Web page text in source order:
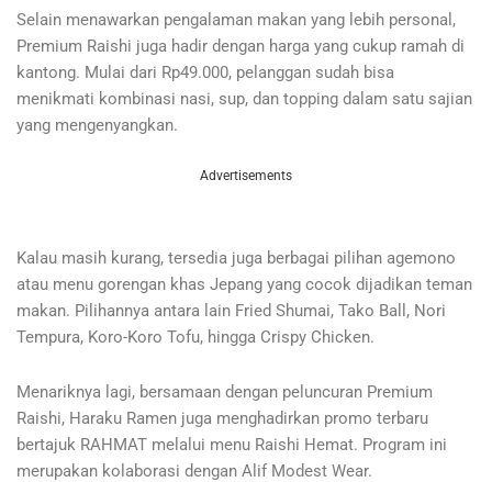
Selain menawarkan pengalaman makan yang lebih personal,
Premium Raishi juga hadir dengan harga yang cukup ramah di
kantong. Mulai dari Rp49.000, pelanggan sudah bisa
menikmati kombinasi nasi, sup, dan topping dalam satu sajian
yang mengenyangkan.
Advertisements
Kalau masih kurang, tersedia juga berbagai pilihan agemono
atau menu gorengan khas Jepang yang cocok dijadikan teman
makan. Pilihannya antara lain Fried Shumai, Tako Ball, Nori
Tempura, Koro-Koro Tofu, hingga Crispy Chicken.
Menariknya lagi, bersamaan dengan peluncuran Premium
Raishi, Haraku Ramen juga menghadirkan promo terbaru
bertajuk RAHMAT melalui menu Raishi Hemat. Program ini
merupakan kolaborasi dengan Alif Modest Wear.